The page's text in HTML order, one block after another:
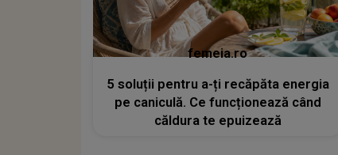
femeia.ro
5 soluții pentru a-ți recăpăta energia
pe caniculă. Ce funcționează când
căldura te epuizează